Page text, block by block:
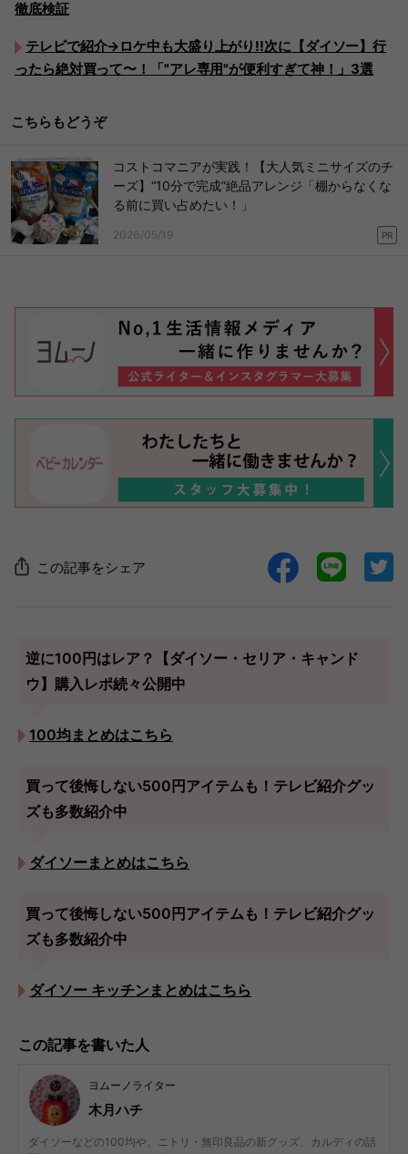
徹底検証
テレビで紹介→ロケ中も大盛り上がり!!次に【ダイソー】行
ったら絶対買って〜！「"アレ専用"が便利すぎて神！」3選
こちらもどうぞ
コストコマニアが実践！【大人気ミニサイズのチ
ーズ】“10分で完成”絶品アレンジ「棚からなくな
る前に買い占めたい！」
2026/05/19 PR
この記事をシェア
逆に100円はレア？【ダイソー・セリア・キャンド
ウ】購入レポ続々公開中
100均まとめはこちら
買って後悔しない500円アイテムも！テレビ紹介グッ
ズも多数紹介中
ダイソーまとめはこちら
買って後悔しない500円アイテムも！テレビ紹介グッ
ズも多数紹介中
ダイソー キッチンまとめはこちら
この記事を書いた人
ヨムーノライター
木月ハチ
ダイソーなどの100均や、ニトリ・無印良品の新グッズ、カルディの話